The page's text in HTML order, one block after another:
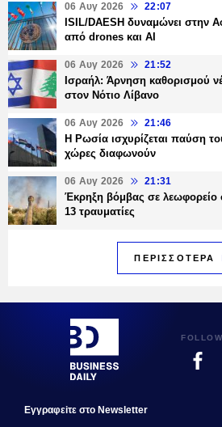
06 Αυγ 2026 22:07
ISIL/DAESH δυναμώνει στην
από drones και AI
06 Αυγ 2026 21:52
Ισραήλ: Άρνηση καθορισμού
στον Νότιο Λίβανο
06 Αυγ 2026 21:46
Η Ρωσία ισχυρίζεται παύση
χώρες διαφωνούν
06 Αυγ 2026 21:31
Έκρηξη βόμβας σε λεωφορείο
13 τραυματίες
ΠΕΡΙΣΣΟΤΕΡΑ
Εγγραφεiτε στο Newsletter